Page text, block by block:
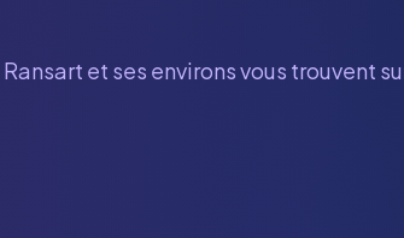
Ransart et ses environs vous trouvent